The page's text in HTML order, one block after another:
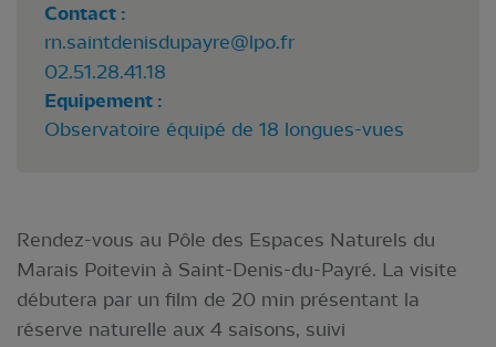
Contact :
rn.saintdenisdupayre@lpo.fr
02.51.28.41.18
Equipement :
Observatoire équipé de 18 longues-vues
Rendez-vous au Pôle des Espaces Naturels du
Marais Poitevin à Saint-Denis-du-Payré. La visite
débutera par un film de 20 min présentant la
réserve naturelle aux 4 saisons, suivi